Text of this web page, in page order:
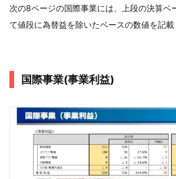
次の8ページの国際事業には、上段の決算ベ
て値段に為替益を除いたベースの数値を記載
国際事業(事業利益)